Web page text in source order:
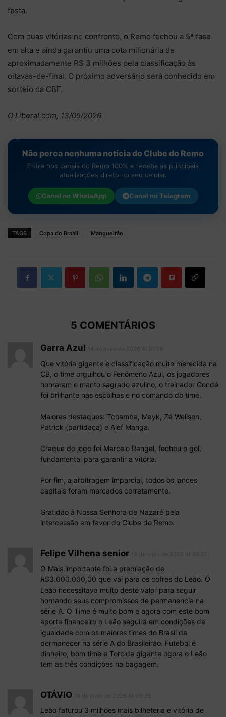
festa.
Com duas vitórias no confronto, o Remo fechou a 5ª fase
em alta e ainda garantiu uma cota milionária de
aproximadamente R$ 3 milhões pela classificação às
oitavas-de-final. O próximo adversário será conhecido em
sorteio da CBF.
O Liberal.com, 13/05/2026
Não perca nenhuma notícia do Clube do Remo
Entre nos canais do Remo 100% e receba as principais
atualizações direto no seu celular.
Canal noWhatsApp Canal noTelegram
TAGS Copa do Brasil Mangueirão
5 COMENTÁRIOS
Garra Azul
Que vitória gigante e classificação muito merecida na
CB, o time orgulhou o Fenômeno Azul, os jogadores
honraram o manto sagrado azulino, o treinador Condé
foi brilhante nas escolhas e no comando do time.
Maiores destaques: Tchamba, Mayk, Zé Welison,
Patrick (partidaça) e Alef Manga.
Craque do jogo foi Marcelo Rangel, fechou o gol,
fundamental para garantir a vitória.
Por fim, a arbitragem imparcial, todos os lances
capitais foram marcados corretamente.
Gratidão à Nossa Senhora de Nazaré pela
intercessão em favor do Clube do Remo.
Felipe Vilhena senior
O Mais importante foi a premiação de
R$3.000.000,00 que vai para os cofres do Leão. O
Leão necessitava muito deste valor para seguir
honrando seus compromissos de permanencia na
série A. O Time é muito bom e agora com este bom
aporte financeiro o Leão seguirá em condições de
igualdade com os maiores times do Brasil de
permanecer na série A do Brasileirão. Futebol é
dinheiro, bom time e Torcida gigante ogora o Leão
tem as três condições na bagagem.
OTÁVIO
Leão faturou 3 milhões mais bilheteria e vitória de